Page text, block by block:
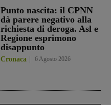
Punto nascita: il CPNN
dà parere negativo alla
richiesta di deroga. Asl e
Regione esprimono
disappunto
Cronaca 6 Agosto 2026